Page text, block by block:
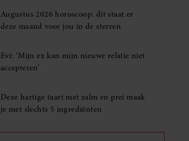
Augustus 2026 horoscoop: dít staat er
deze maand voor jou in de sterren
Evi: ‘Mijn ex kan mijn nieuwe relatie niet
accepteren’
Deze hartige taart met zalm en prei maak
je met slechts 5 ingrediënten